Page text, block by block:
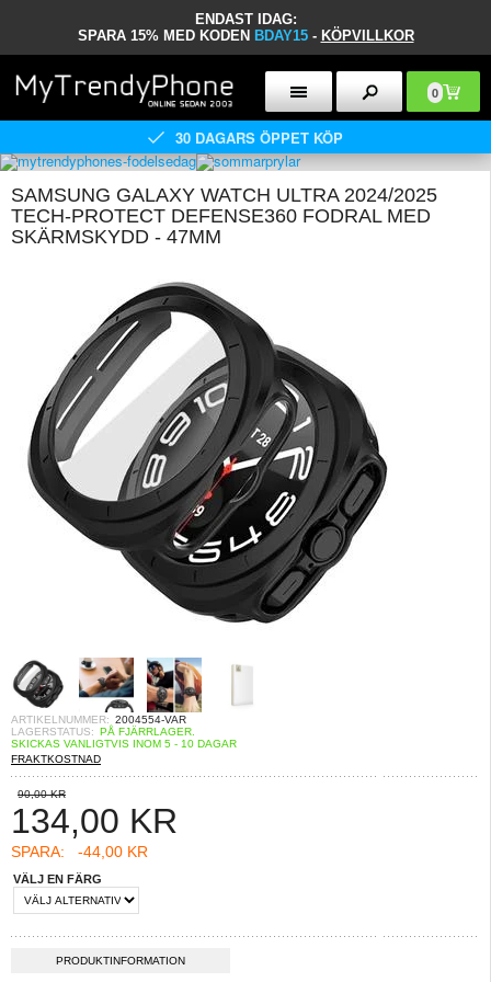
ENDAST IDAG:
SPARA 15% MED KODEN BDAY15 - KÖPVILLKOR
0
30 DAGARS ÖPPET KÖP
SAMSUNG GALAXY WATCH ULTRA 2024/2025
TECH-PROTECT DEFENSE360 FODRAL MED
SKÄRMSKYDD - 47MM
ARTIKELNUMMER: 2004554-VAR
LAGERSTATUS: PÅ FJÄRRLAGER.
SKICKAS VANLIGTVIS INOM 5 - 10 DAGAR
FRAKTKOSTNAD
90,00 KR
134,00 KR
SPARA: -44,00 KR
VÄLJ EN FÄRG
PRODUKTINFORMATION